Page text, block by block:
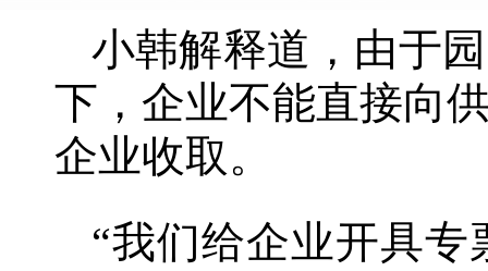
小韩解释道，由于
下，企业不能直接向
企业收取。
“我们给企业开具